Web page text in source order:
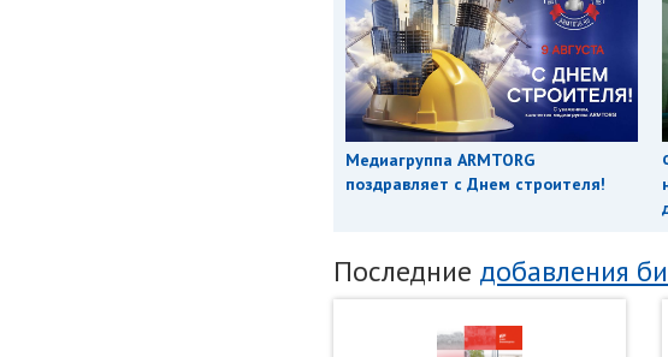
Медиагруппа ARMTORG
поздравляет с Днем строителя!
Последние добавления